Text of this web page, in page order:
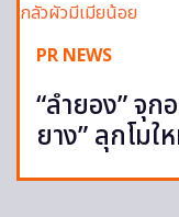
PR NEWS
“ลำยอง” จุ
ยาง” ลุกโม